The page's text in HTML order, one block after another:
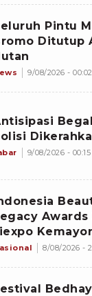
Pintu
Ditutup
9/08/2026 - 00:02
9/08/2026 - 00:15
Negara Adu
8/08/2026 -